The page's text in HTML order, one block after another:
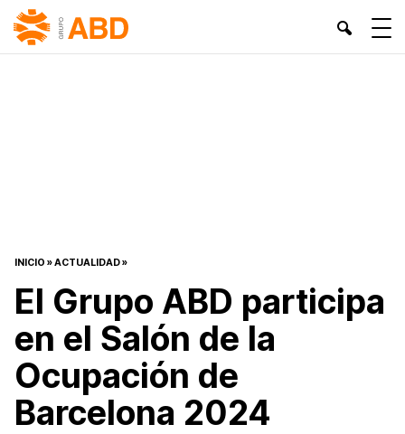
INICIO »ACTUALIDAD»
El Grupo ABD participa
en el Salón de la
Ocupación de
Barcelona 2024